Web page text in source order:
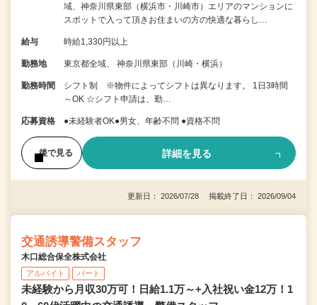
域、神奈川県東部（横浜市・川崎市）エリアのマンションに
スポットで入って頂きお住まいの方の快適な暮らし…
給与 時給1,330円以上
勤務地 東京都全域、 神奈川県東部（川崎・横浜）
勤務時間
シフト制 ※物件によってシフトは異なります。 1日3時間
～OK ☆シフト申請は、勤…
応募資格 ●未経験者OK●男女、年齢不問 ●資格不問
後で見る 詳細を見る
更新日： 2026/07/28 掲載終了日： 2026/09/04
交通誘導警備スタッフ
木口総合保全株式会社
アルバイト パート
未経験から月収30万可！日給1.1万～+入社祝い金12万！1